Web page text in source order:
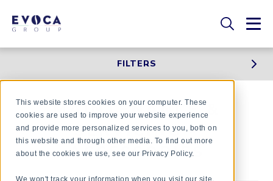
This website stores cookies on your computer. These
cookies are used to improve your website experience
and provide more personalized services to you, both on
this website and through other media. To find out more
about the cookies we use, see our Privacy Policy.
We won't track your information when you visit our site.
FILTERS
MAINTENANCE &
SERVICING -
ACCESSORIES